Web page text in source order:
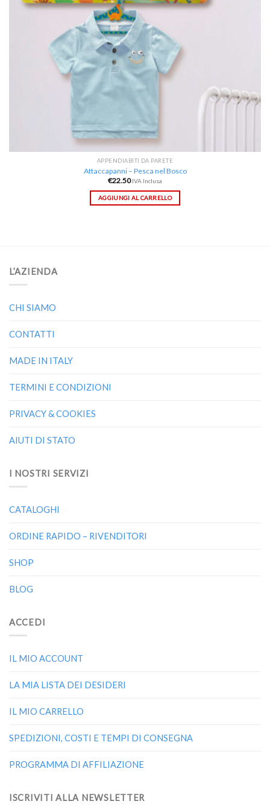
APPENDIABITI DA PARETE
Attaccapanni – Pesca nel Bosco
€22.50 IVA Inclusa
AGGIUNGI AL CARRELLO
L’AZIENDA
CHI SIAMO
CONTATTI
MADE IN ITALY
TERMINI E CONDIZIONI
PRIVACY & COOKIES
AIUTI DI STATO
I NOSTRI SERVIZI
CATALOGHI
ORDINE RAPIDO – RIVENDITORI
SHOP
BLOG
ACCEDI
IL MIO ACCOUNT
LA MIA LISTA DEI DESIDERI
IL MIO CARRELLO
SPEDIZIONI, COSTI E TEMPI DI CONSEGNA
PROGRAMMA DI AFFILIAZIONE
ISCRIVITI ALLA NEWSLETTER